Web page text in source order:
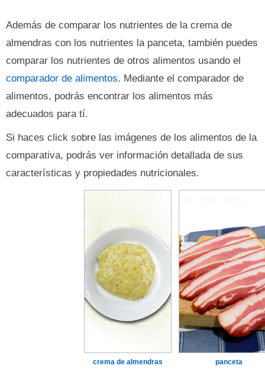
Además de comparar los nutrientes de la crema de
almendras con los nutrientes la panceta, también puedes
comparar los nutrientes de otros alimentos usando el
comparador de alimentos. Mediante el comparador de
alimentos, podrás encontrar los alimentos más
adecuados para tí.
Si haces click sobre las imágenes de los alimentos de la
comparativa, podrás ver información detallada de sus
características y propiedades nutricionales.
crema de almendras panceta